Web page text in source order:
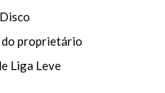
do proprietário
Liga Leve